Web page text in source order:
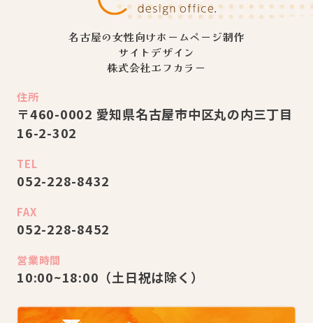
名古屋の女性向けホームページ制作
サイトデザイン
株式会社エフカラー
住所
〒460-0002 愛知県名古屋市中区丸の内三丁⽬
16-2-302
TEL
052-228-8432
FAX
052-228-8452
営業時間
10:00~18:00（⼟⽇祝は除く）